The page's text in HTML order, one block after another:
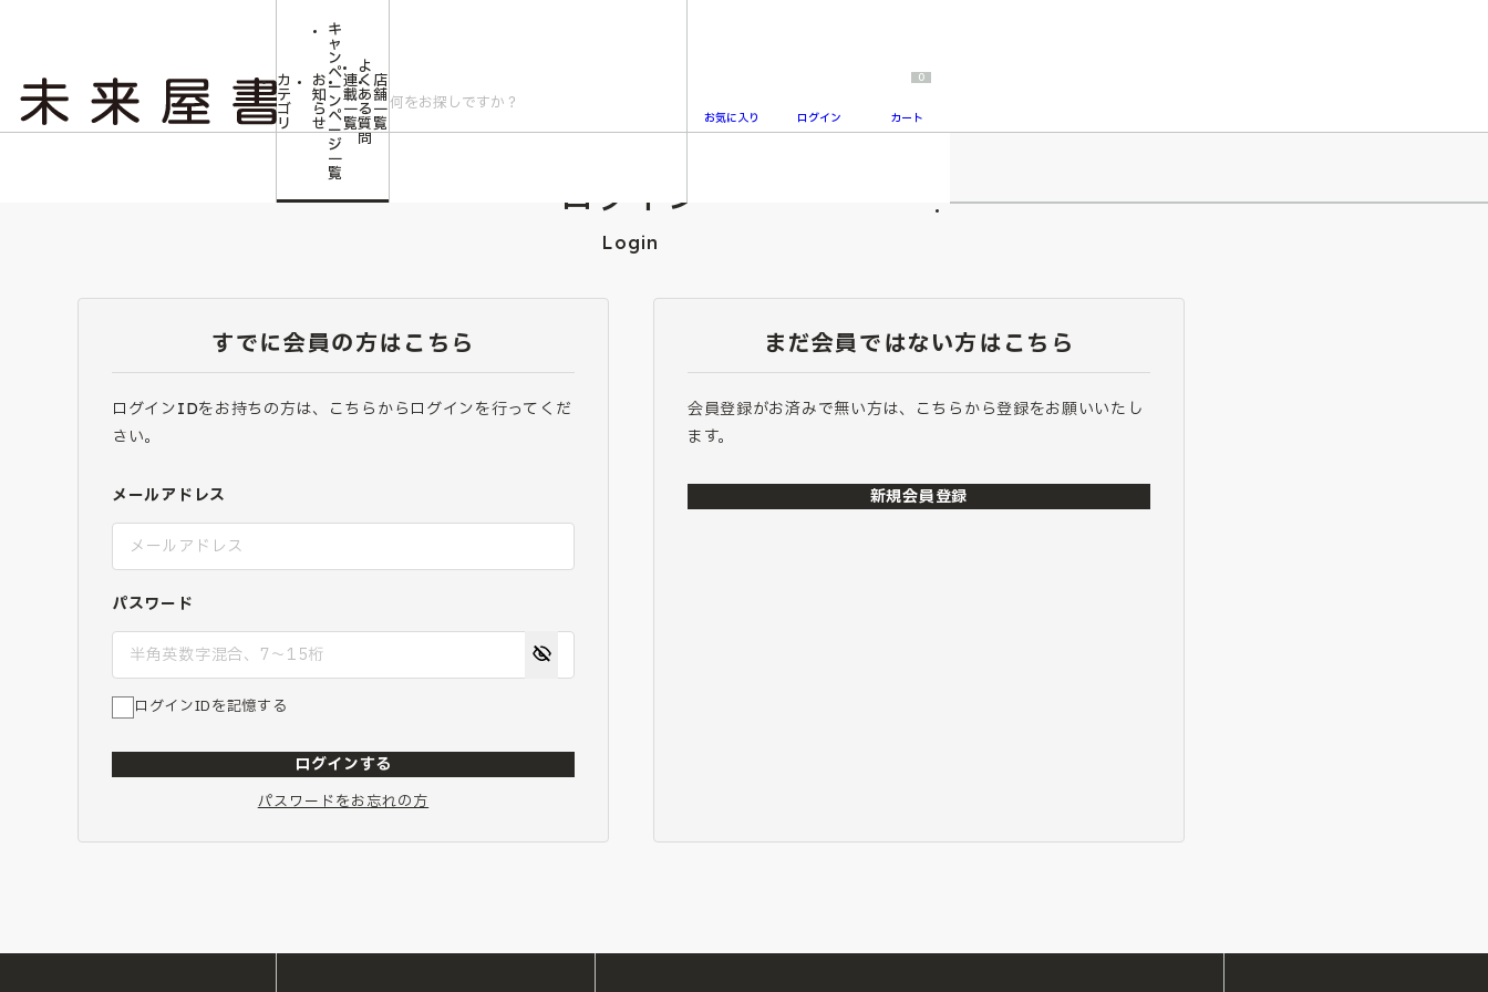
2026/7/23 『ONE PIECE magazine 021 ONE PIECEカード付き同梱版』発売延期のご案内
カ
テ
ゴ
リ
お
知
ら
せ
キ
ャ
ン
ペ
ー
ン
ペ
ー
ジ
一
覧
連
載
一
覧
よ
く
あ
る
質
問
店
舗
一
覧
お気に入り ログイン
0
カート
ログイン
Login
すでに会員の方はこちら
ログインIDをお持ちの方は、こちらからログインを行ってくだ
さい。
メールアドレス
パスワード
ログインIDを記憶する
ログインする
パスワードをお忘れの方
まだ会員ではない方はこちら
会員登録がお済みで無い方は、こちらから登録をお願いいたし
ます。
新規会員登録